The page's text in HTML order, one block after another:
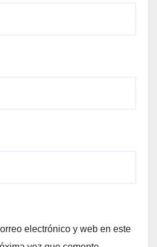
electrónico y web en este